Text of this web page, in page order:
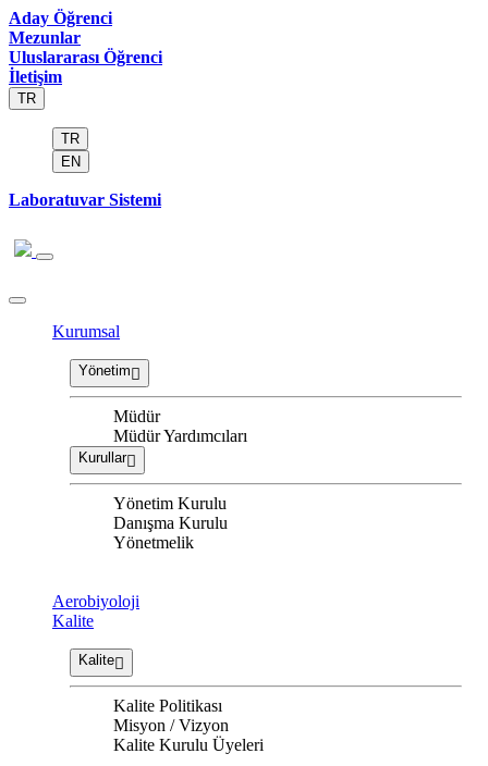
Aday Öğrenci
Mezunlar
Uluslararası Öğrenci
İletişim
TR
TR
EN
Laboratuvar Sistemi
Kurumsal
Yönetim
Müdür
Müdür Yardımcıları
Kurullar
Yönetim Kurulu
Danışma Kurulu
Yönetmelik
Aerobiyoloji
Kalite
Kalite
Kalite Politikası
Misyon / Vizyon
Kalite Kurulu Üyeleri